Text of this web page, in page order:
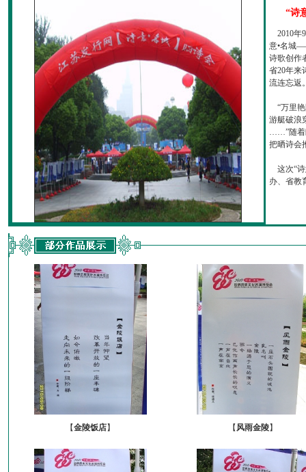
“诗
2010年
意•名城
诗歌创作
省20年来
流连忘返
“万里艳
游艇破浪
……”随着
把晒诗会
这次“诗
办、省教
【金陵饭店】 【 风雨金陵】